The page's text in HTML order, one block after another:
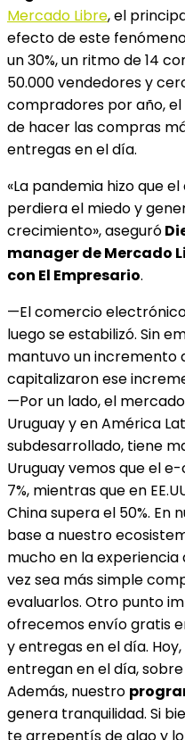
Mercado Libre, el
efecto de este
un 30%, un ritmo de 14
50.000 vendedores y
compradores por año,
de hacer las compras
entregas en el día.
«La pandemia hizo que
perdiera el miedo y
crecimiento», aseguró
manager de Mercado
con El Empresario.
—El comercio
luego se estabilizó. Sin
mantuvo un incremento
capitalizaron ese
—Por un lado, el
Uruguay y en América
subdesarrollado, tiene
Uruguay vemos que el
7%, mientras que en
China supera el 50%. En
base a nuestro
mucho en la
vez sea más simple
evaluarlos. Otro punto
ofrecemos envío gratis
y entregas en el día.
entregan en el día,
Además, nuestro
genera tranquilidad. Si